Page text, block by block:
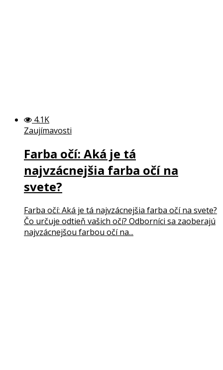
4.1K
Zaujímavosti
Farba očí: Aká je tá
najvzácnejšia farba očí na
svete?
Farba očí: Aká je tá najvzácnejšia farba očí na svete?
Čo určuje odtieň vašich očí? Odborníci sa zaoberajú
najvzácnejšou farbou očí na...